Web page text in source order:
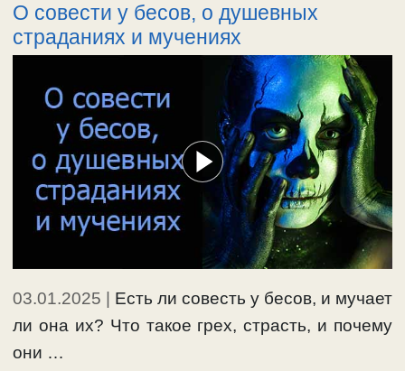
О совести у бесов, о душевных
страданиях и мучениях
03.01.2025
Есть ли совесть у бесов, и мучает
ли она их? Что такое грех, страсть, и почему
они …